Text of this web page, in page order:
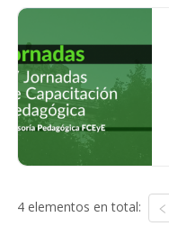
4 elementos en total: